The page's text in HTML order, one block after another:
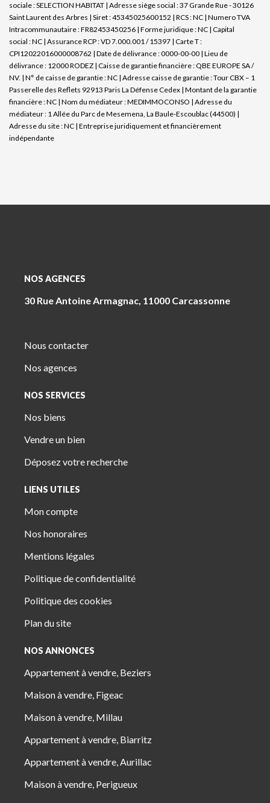
sociale : SELECTION HABITAT | Adresse siège social : 37 Grande Rue - 30126
Saint Laurent des Arbres | Siret : 45345025600152 | RCS : NC | Numero TVA
Intracommunautaire : FR82453450256 | Forme juridique : NC | Capital
social : NC | Assurance RCP : VD 7.000.001 / 15397 | Carte T :
CPI12022016000008762 | Date de délivrance : 0000-00-00 | Lieu de
délivrance : 12000 RODEZ | Caisse de garantie financière : QBE EUROPE SA /
NV. | N° de caisse de garantie : NC | Adresse caisse de garantie : Tour CBX – 1
Passerelle des Reflets 92913 Paris La Défense Cedex | Montant de la garantie
financière : NC | Nom du médiateur : MEDIMMOCONSO | Adresse du
médiateur : 1 Allée du Parc de Mesemena, La Baule-Escoublac (44500) |
Adresse du site : NC | Entreprise juridiquement et financièrement
indépendante
NOS AGENCES
30 Rue Antoine Armagnac, 11000 Carcassonne
Nous contacter
Nos agences
NOS SERVICES
Nos biens
Vendre un bien
Déposez votre recherche
LIENS UTILES
Mon compte
Nos honoraires
Mentions légales
Politique de confidentialité
Politique des cookies
Plan du site
NOS ANNONCES
Appartement à vendre, Beziers
Maison à vendre, Figeac
Maison à vendre, Millau
Appartement à vendre, Biarritz
Appartement à vendre, Aurillac
Maison à vendre, Perigueux